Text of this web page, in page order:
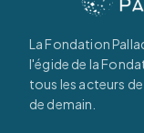
La Fondation
l'égide de la
tous les acteurs
de demain.